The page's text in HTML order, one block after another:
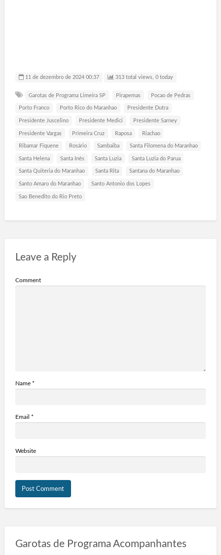
11 de dezembro de 2024 00:37 313 total views, 0 today
Garotas de Programa Limeira SP Pirapemas Pocao de Pedras
Porto Franco Porto Rico do Maranhao Presidente Dutra
Presidente Juscelino Presidente Medici Presidente Sarney
Presidente Vargas Primeira Cruz Raposa Riachao
Ribamar Fiquene Rosário Sambaiba Santa Filomena do Maranhao
Santa Helena Santa Inês Santa Luzia Santa Luzia do Parua
Santa Quiteria do Maranhao Santa Rita Santana do Maranhao
Santo Amaro do Maranhao Santo Antonio dos Lopes
Sao Benedito do Rio Preto
Leave a Reply
Comment
Name *
Email *
Website
Garotas de Programa Acompanhantes